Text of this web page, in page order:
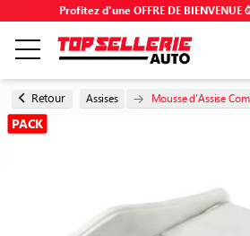
Profitez d'une OFFRE DE BIENVENUE
PAR MARQUE & MODÈLE
Retour Assises Mousse d'Assise
PACK